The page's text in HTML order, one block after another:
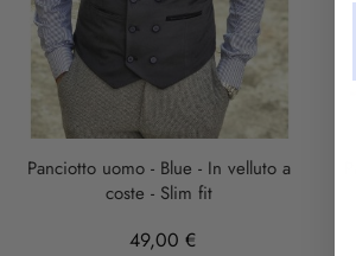
Panciotto uomo - Blue - In velluto a
coste - Slim fit
49,00 €